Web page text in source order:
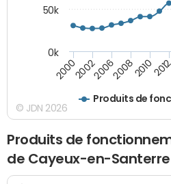
Produits de
20002002200620082010
0k
50k
© JDN 2026
Produits de
de Cayeux-en-Santerre